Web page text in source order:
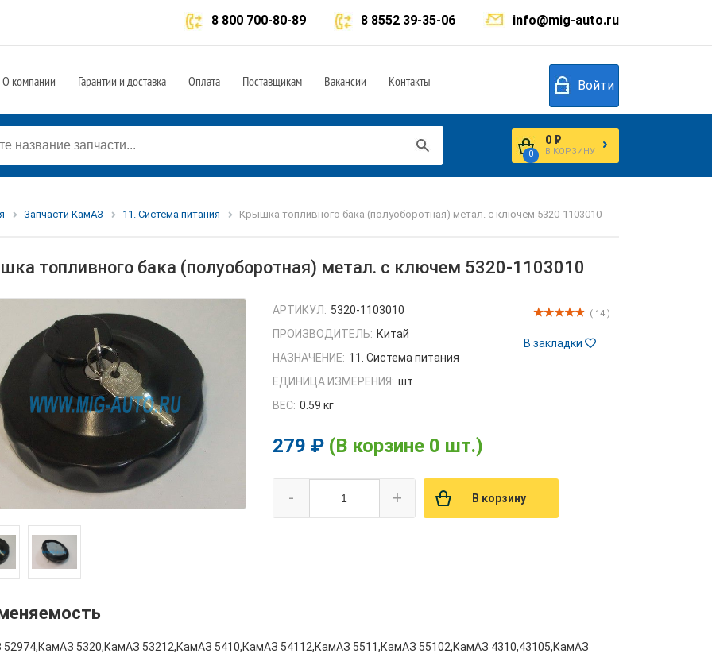
info@mig-auto.ru
8 8552 39-35-06
8 800 700-80-89
О компании Гарантии и доставка Оплата Поставщикам Вакансии Контакты Войти
0
0 ₽
В КОРЗИНУ
Запчасти КамАЗ 11. Система питания Крышка топливного бака (полуоборотная) метал. с ключем 5320-1103010
топливного бака (полуоборотная) метал. с ключем 5320-1103010
( 14 )
В закладки
АРТИКУЛ: 5320-1103010
ПРОИЗВОДИТЕЛЬ: Китай
НАЗНАЧЕНИЕ: 11. Система питания
ЕДИНИЦА ИЗМЕРЕНИЯ: шт
ВЕС: 0.59 кг
279 ₽ (В корзине 0 шт.)
- + В корзину
5320,КамАЗ 53212,КамАЗ 5410,КамАЗ 54112,КамАЗ 5511,КамАЗ 55102,КамАЗ 4310,43105,КамАЗ